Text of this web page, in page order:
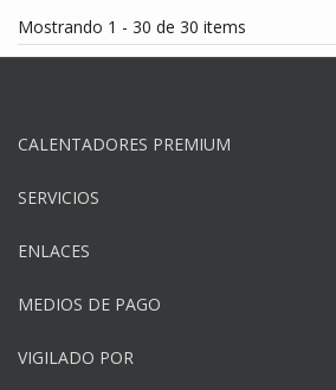
Mostrando 1 - 30 de 30 items
CALENTADORES PREMIUM
SERVICIOS
ENLACES
MEDIOS DE PAGO
VIGILADO POR